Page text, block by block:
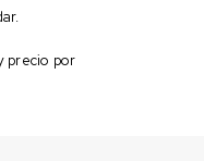
precio por